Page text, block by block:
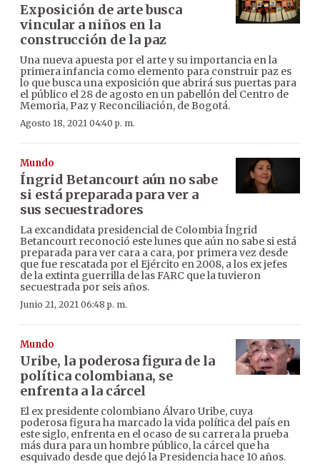
Exposición de arte busca
vincular a niños en la
construcción de la paz
Una nueva apuesta por el arte y su importancia en la
primera infancia como elemento para construir paz es
lo que busca una exposición que abrirá sus puertas para
el público el 28 de agosto en un pabellón del Centro de
Memoria, Paz y Reconciliación, de Bogotá.
Agosto 18, 2021 04:40 p. m.
Mundo
Íngrid Betancourt aún no sabe
si está preparada para ver a
sus secuestradores
La excandidata presidencial de Colombia Íngrid
Betancourt reconoció este lunes que aún no sabe si está
preparada para ver cara a cara, por primera vez desde
que fue rescatada por el Ejército en 2008, a los ex jefes
de la extinta guerrilla de las FARC que la tuvieron
secuestrada por seis años.
Junio 21, 2021 06:48 p. m.
Mundo
Uribe, la poderosa figura de la
política colombiana, se
enfrenta a la cárcel
El ex presidente colombiano Álvaro Uribe, cuya
poderosa figura ha marcado la vida política del país en
este siglo, enfrenta en el ocaso de su carrera la prueba
más dura para un hombre público, la cárcel que ha
esquivado desde que dejó la Presidencia hace 10 años.